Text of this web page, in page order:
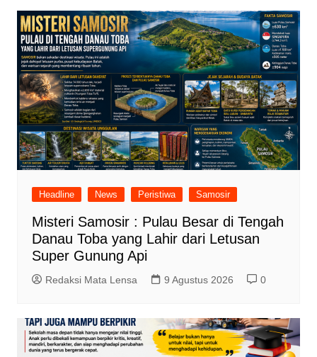
Headline News Peristiwa Samosir
Misteri Samosir : Pulau Besar di Tengah
Danau Toba yang Lahir dari Letusan
Super Gunung Api
Redaksi Mata Lensa 9 Agustus 2026 0